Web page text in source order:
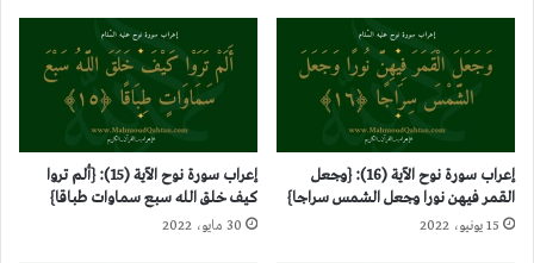
إعراب سورة نوح الآية (16): {وجعل
القمر فيهن نورا وجعل الشمس سراجا}
15 يونيو، 2022
إعراب سورة نوح الآية (15): {ألم تروا
كيف خلق الله سبع سماوات طباقا}
30 مايو، 2022